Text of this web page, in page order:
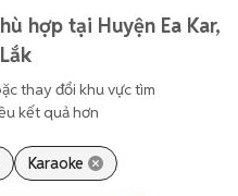
hợp tại Huyện Ea Kar,
thay đổi khu vực tìm
kết quả hơn
Karaoke